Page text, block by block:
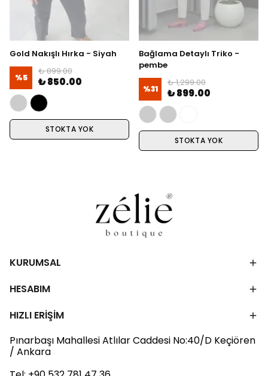
Gold Nakışlı Hırka - Siyah
%5
₺ 899.00
₺ 850.00
STOKTA YOK
Bağlama Detaylı Triko -
pembe
%31
₺ 1,299.00
₺ 899.00
STOKTA YOK
KURUMSAL
HESABIM
HIZLI ERİŞİM
Pınarbaşı Mahallesi Atlılar Caddesi No:40/D Keçiören
/ Ankara